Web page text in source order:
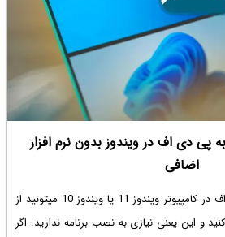
دی اف در ویندوز بدون نرم افزار
اضافی
کامپیوتر
ویندوز 11 یا ویندوز 10 میتونید از
و این یعنی نیازی به نصب برنامه ندارید. اگر